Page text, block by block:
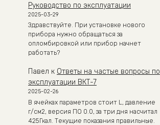
Руководство по эксплуатации
2025-03-29
Здравствуйте. При установке нового
прибора нужно обращаться за
опломбировкой или прибор начнет
работать?
Павел к Ответы на частые вопросы по
эксплуатации ВКТ-7
2025-02-26
В ячейках параметров стоит L, давление
г/см2, версия ПО 0.0, за три дня насчитал
425Гкал. Текущие показания правильные.